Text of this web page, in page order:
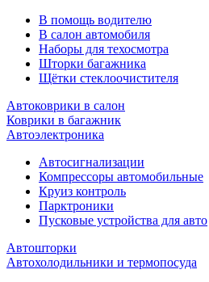
В помощь водителю
В салон автомобиля
Наборы для техосмотра
Шторки багажника
Щётки стеклоочистителя
Автоковрики в салон
Коврики в багажник
Автоэлектроника
Автосигнализации
Компрессоры автомобильные
Круиз контроль
Парктроники
Пусковые устройства для авто
Автошторки
Автохолодильники и термопосуда